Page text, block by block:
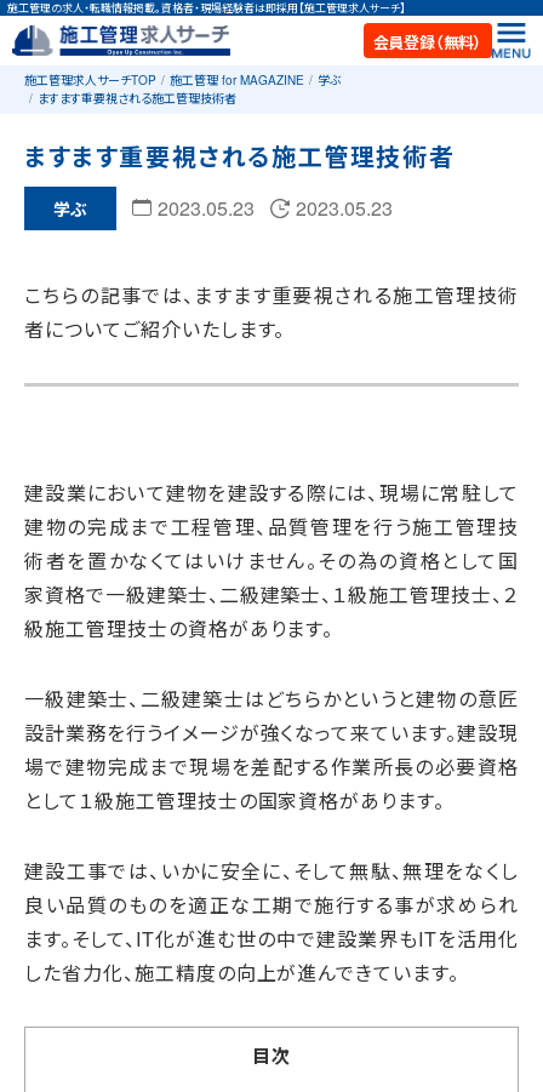
施工管理の求人・転職情報掲載。資格者・現場経験者は即採用【施工管理求人サーチ】
会員登録（無料）
施工管理求人サーチTOP 施工管理 for MAGAZINE
学ぶ
ますます重要視される施工管理技術者
ますます重要視される施工管理技術者
学ぶ 2023.05.23 2023.05.23
こちらの記事では、ますます重要視される施工管理技術
者についてご紹介いたします。
建設業において建物を建設する際には、現場に常駐して
建物の完成まで工程管理、品質管理を行う施工管理技
術者を置かなくてはいけません。その為の資格として国
家資格で一級建築士、二級建築士、１級施工管理技士、２
級施工管理技士の資格があります。
一級建築士、二級建築士はどちらかというと建物の意匠
設計業務を行うイメージが強くなって来ています。建設現
場で建物完成まで現場を差配する作業所長の必要資格
として１級施工管理技士の国家資格があります。
建設工事では、いかに安全に、そして無駄、無理をなくし
良い品質のものを適正な工期で施行する事が求められ
ます。そして、IT化が進む世の中で建設業界もITを活用化
した省力化、施工精度の向上が進んできています。
目次